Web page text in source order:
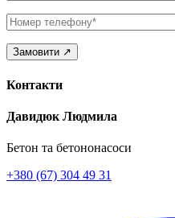
Телефон
Контакти
Давидюк Людмила
Бетон та бетононасоси
+380 (67) 304 49 31